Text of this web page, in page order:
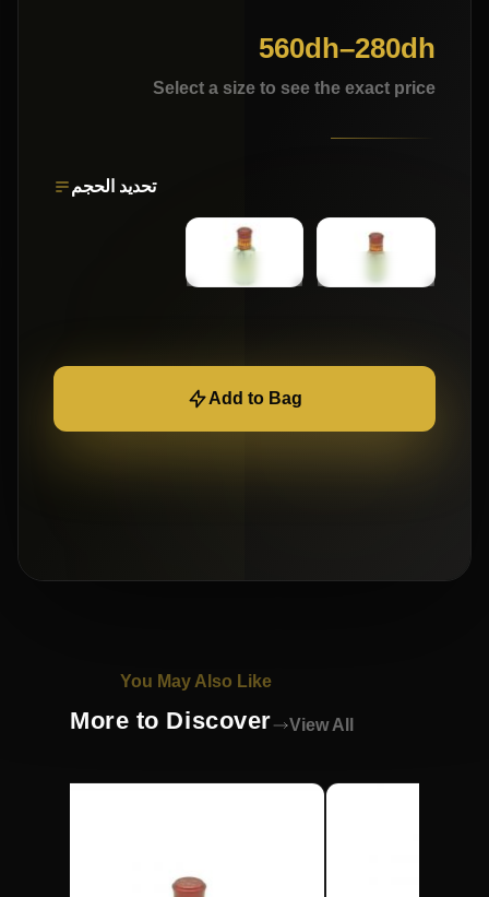
280dh
–
560dh
Select a size to see the exact price
تحديد الحجم
Add to Bag
You May Also Like
More to Discover View All